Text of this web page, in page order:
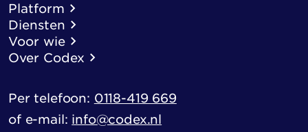
Platform
Diensten
Voor wie
Over Codex
Per telefoon: 0118-419 669
of e-mail: info@codex.nl